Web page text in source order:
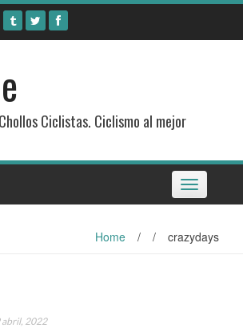
Ciclistas. Ciclismo al mejor
Toggle
navigation
Home / / crazydays
2022